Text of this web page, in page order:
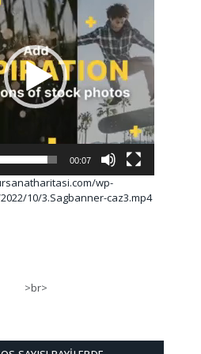
00:07
wp-
10/3.Sagbanner-caz3.mp4
>br>